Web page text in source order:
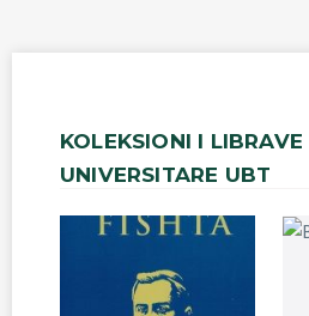
KOLEKSIONI I LIBRAVE
UNIVERSITARE UBT